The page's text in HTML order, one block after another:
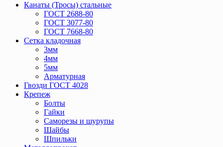
Канаты (Тросы) стальные
ГОСТ 2688-80
ГОСТ 3077-80
ГОСТ 7668-80
Сетка кладочная
3мм
4мм
5мм
Арматурная
Гвозди ГОСТ 4028
Крепеж
Болты
Гайки
Саморезы и шурупы
Шайбы
Шпильки